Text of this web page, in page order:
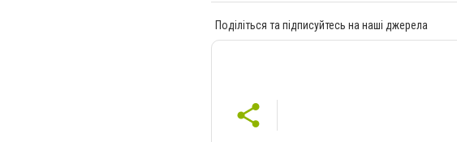
Поділіться та підписуйтесь на наші джерела